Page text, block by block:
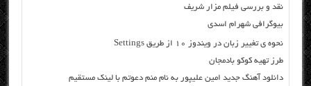
نقد و بررسی فیلم مزار شریف
بیوگرافی شهرام اسدی
نحوه ی تغییر زبان در ویندوز ۱۰ از طریق Settings
طرز تهیه کوکو بادمجان
دانلود آهنگ جدید امین علیپور به نام منم دعوتم با لینک مستقیم